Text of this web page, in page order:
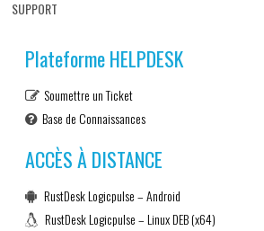
SUPPORT
Plateforme HELPDESK
Soumettre un Ticket
Base de Connaissances
ACCÈS À DISTANCE
RustDesk Logicpulse – Android
RustDesk Logicpulse – Linux DEB (x64)